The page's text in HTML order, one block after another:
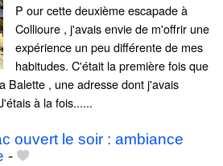
P our cette deuxième escapade à
Collioure , j'avais envie de m'offrir une
expérience un peu différente de mes
habitudes. C'était la première fois que
Balette , une adresse dont j'avais
à la fois......
ouvert le soir : ambiance
-